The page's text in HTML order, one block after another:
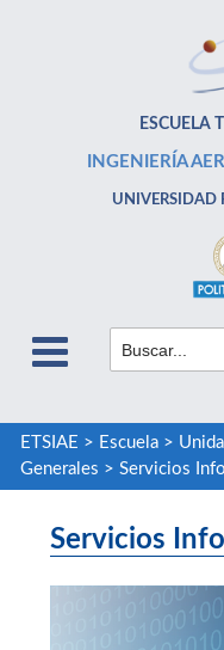
ESCUELA
INGENIERÍA
UNIVERSIDAD
ETSIAE > Escuela>
Generales > Servicios
Servicios